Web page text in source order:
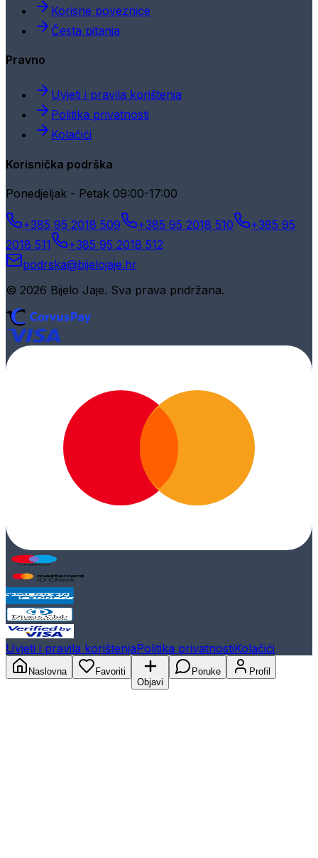
Korisne poveznice
Česta pitanja
Pravno
Uvjeti i pravila korištenja
Politika privatnosti
Kolačići
Korisnička podrška
Ponedjeljak - Petak 09:00-17:00
+385 95 2018 509 +385 95 2018 510
+385 95
2018 511
+385 95 2018 512
podrska@bijelojaje.hr
© 2026 Bijelo Jaje. Sva prava pridržana.
Uvjeti i pravila korištenjaPolitika privatnostiKolačići
Naslovna
Favoriti
Objavi
Poruke Profil